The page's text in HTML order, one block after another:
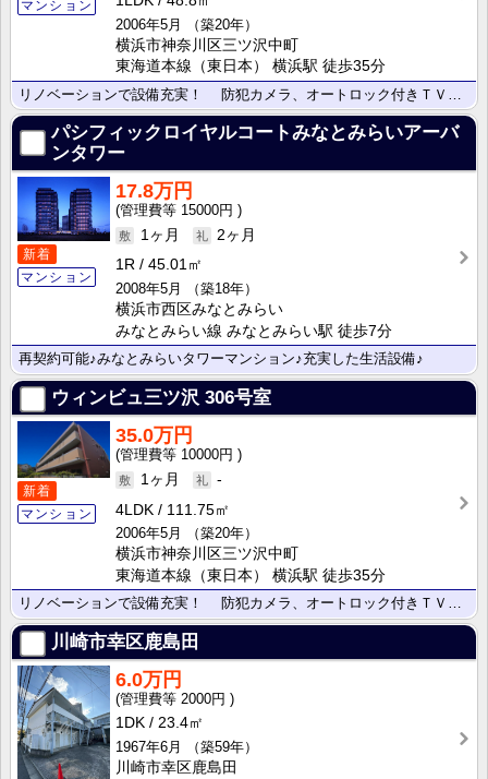
マンション
2006年5月
（築20年）
横浜市神奈川区三ツ沢中町
東海道本線（東日本） 横浜駅 徒歩35分
リノベーションで設備充実！ 防犯カメラ、オートロック付きＴＶモニターホン、警備会社による緊急時駆け･･･
パシフィックロイヤルコートみなとみらいアーバ
ンタワー
新着
マンション
17.8万円
15000円
1ヶ月
2ヶ月
1R
45.01㎡
2008年5月
（築18年）
横浜市西区みなとみらい
みなとみらい線 みなとみらい駅 徒歩7分
再契約可能♪みなとみらいタワーマンション♪充実した生活設備♪
ウィンビュ三ツ沢 306号室
新着
マンション
35.0万円
10000円
1ヶ月
-
4LDK
111.75㎡
2006年5月
（築20年）
横浜市神奈川区三ツ沢中町
東海道本線（東日本） 横浜駅 徒歩35分
リノベーションで設備充実！ 防犯カメラ、オートロック付きＴＶモニターホン、警備会社による緊急時駆け･･･
川崎市幸区鹿島田
6.0万円
2000円
1DK
23.4㎡
1967年6月
（築59年）
川崎市幸区鹿島田